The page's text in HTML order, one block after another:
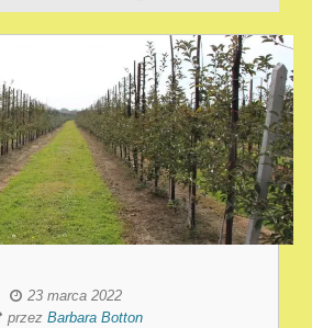
23 marca 2022
przez Barbara Botton